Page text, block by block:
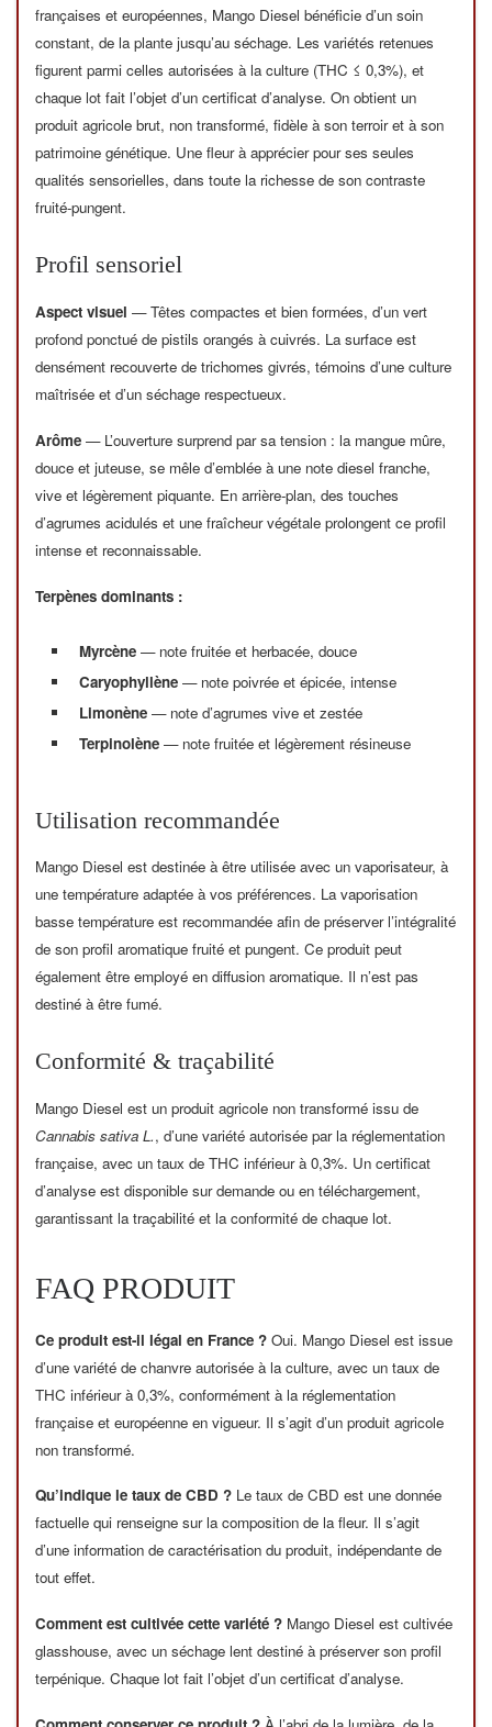
françaises et européennes, Mango Diesel bénéficie d’un soin
constant, de la plante jusqu’au séchage. Les variétés retenues
figurent parmi celles autorisées à la culture (THC ≤ 0,3%), et
chaque lot fait l’objet d’un certificat d’analyse. On obtient un
produit agricole brut, non transformé, fidèle à son terroir et à son
patrimoine génétique. Une fleur à apprécier pour ses seules
qualités sensorielles, dans toute la richesse de son contraste
fruité-pungent.
Profil sensoriel
Aspect visuel — Têtes compactes et bien formées, d’un vert
profond ponctué de pistils orangés à cuivrés. La surface est
densément recouverte de trichomes givrés, témoins d’une culture
maîtrisée et d’un séchage respectueux.
Arôme — L’ouverture surprend par sa tension : la mangue mûre,
douce et juteuse, se mêle d’emblée à une note diesel franche,
vive et légèrement piquante. En arrière-plan, des touches
d’agrumes acidulés et une fraîcheur végétale prolongent ce profil
intense et reconnaissable.
Terpènes dominants :
Myrcène — note fruitée et herbacée, douce
Caryophyllène — note poivrée et épicée, intense
Limonène — note d’agrumes vive et zestée
Terpinolène — note fruitée et légèrement résineuse
Utilisation recommandée
Mango Diesel est destinée à être utilisée avec un vaporisateur, à
une température adaptée à vos préférences. La vaporisation
basse température est recommandée afin de préserver l’intégralité
de son profil aromatique fruité et pungent. Ce produit peut
également être employé en diffusion aromatique. Il n’est pas
destiné à être fumé.
Conformité & traçabilité
Mango Diesel est un produit agricole non transformé issu de
Cannabis sativa L., d’une variété autorisée par la réglementation
française, avec un taux de THC inférieur à 0,3%. Un certificat
d’analyse est disponible sur demande ou en téléchargement,
garantissant la traçabilité et la conformité de chaque lot.
FAQ PRODUIT
Ce produit est-il légal en France ? Oui. Mango Diesel est issue
d’une variété de chanvre autorisée à la culture, avec un taux de
THC inférieur à 0,3%, conformément à la réglementation
française et européenne en vigueur. Il s’agit d’un produit agricole
non transformé.
Qu’indique le taux de CBD ? Le taux de CBD est une donnée
factuelle qui renseigne sur la composition de la fleur. Il s’agit
d’une information de caractérisation du produit, indépendante de
tout effet.
Comment est cultivée cette variété ? Mango Diesel est cultivée
glasshouse, avec un séchage lent destiné à préserver son profil
terpénique. Chaque lot fait l’objet d’un certificat d’analyse.